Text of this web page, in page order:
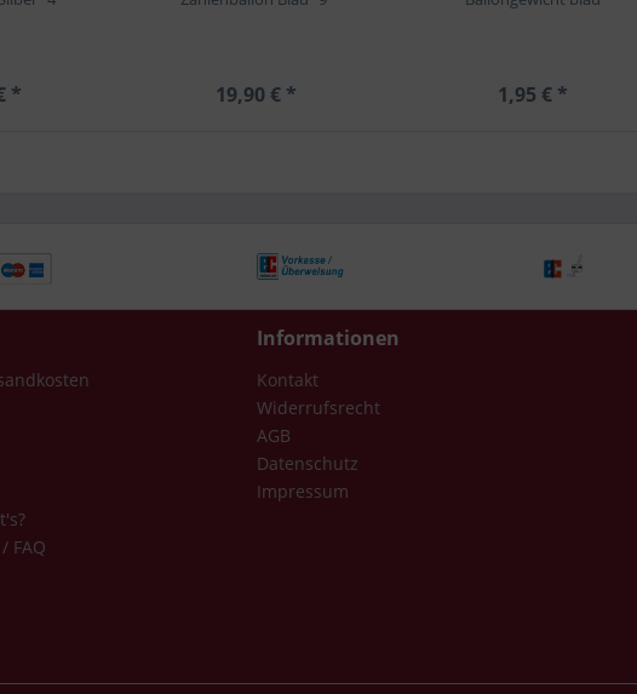
* 19,90 € * 1,95 € *
FAQ
Informationen
Kontakt
Widerrufsrecht
AGB
Datenschutz
Impressum